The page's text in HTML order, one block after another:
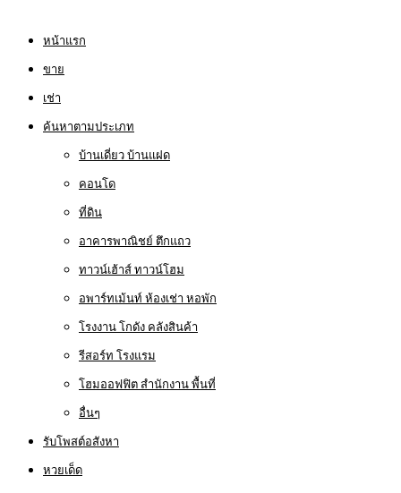
หน้าแรก
ขาย
เช่า
ค้นหาตามประเภท
บ้านเดี่ยว บ้านแฝด
คอนโด
ที่ดิน
อาคารพาณิชย์ ตึกแถว
ทาวน์เฮ้าส์ ทาวน์โฮม
อพาร์ทเม้นท์ ห้องเช่า หอพัก
โรงงาน โกดัง คลังสินค้า
รีสอร์ท โรงแรม
โฮมออฟฟิต สำนักงาน พื้นที่
อื่นๆ
รับโพสต์อสังหา
หวยเด็ด